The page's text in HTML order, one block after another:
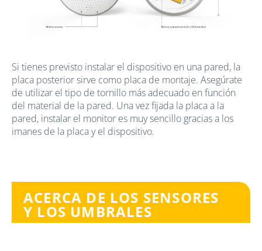
Si tienes previsto instalar el dispositivo en una pared, la
placa posterior sirve como placa de montaje. Asegúrate
de utilizar el tipo de tornillo más adecuado en función
del material de la pared. Una vez fijada la placa a la
pared, instalar el monitor es muy sencillo gracias a los
imanes de la placa y el dispositivo.
ACERCA DE LOS SENSORES
Y LOS UMBRALES